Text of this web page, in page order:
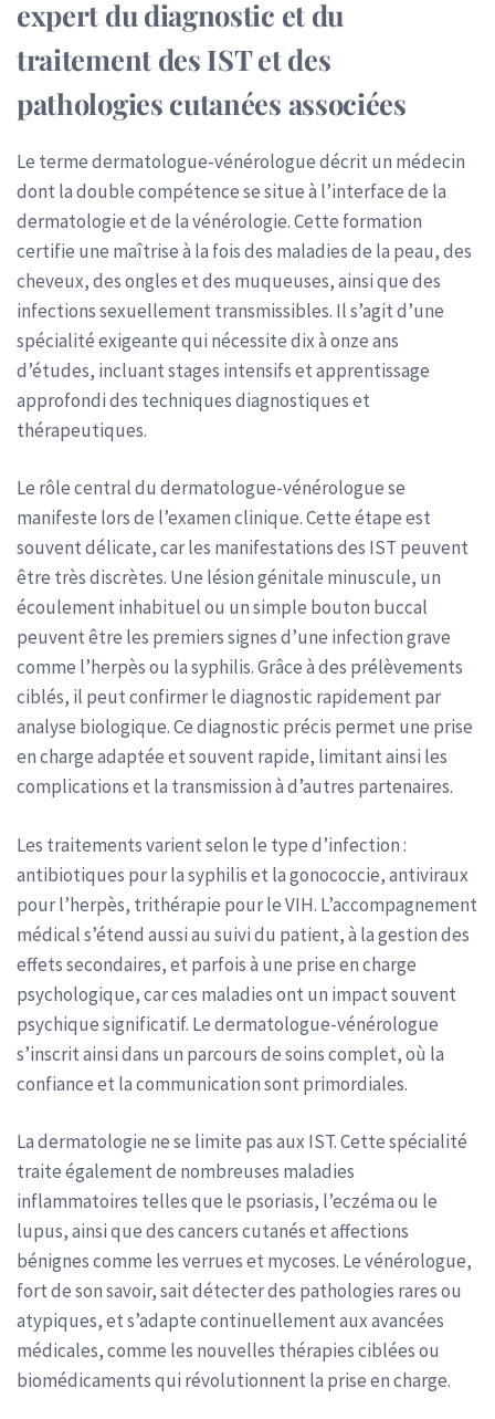
expert du diagnostic et du
traitement des IST et des
pathologies cutanées associées
Le terme dermatologue-vénérologue décrit un médecin
dont la double compétence se situe à l’interface de la
dermatologie et de la vénérologie. Cette formation
certifie une maîtrise à la fois des maladies de la peau, des
cheveux, des ongles et des muqueuses, ainsi que des
infections sexuellement transmissibles. Il s’agit d’une
spécialité exigeante qui nécessite dix à onze ans
d’études, incluant stages intensifs et apprentissage
approfondi des techniques diagnostiques et
thérapeutiques.
Le rôle central du dermatologue-vénérologue se
manifeste lors de l’examen clinique. Cette étape est
souvent délicate, car les manifestations des IST peuvent
être très discrètes. Une lésion génitale minuscule, un
écoulement inhabituel ou un simple bouton buccal
peuvent être les premiers signes d’une infection grave
comme l’herpès ou la syphilis. Grâce à des prélèvements
ciblés, il peut confirmer le diagnostic rapidement par
analyse biologique. Ce diagnostic précis permet une prise
en charge adaptée et souvent rapide, limitant ainsi les
complications et la transmission à d’autres partenaires.
Les traitements varient selon le type d’infection :
antibiotiques pour la syphilis et la gonococcie, antiviraux
pour l’herpès, trithérapie pour le VIH. L’accompagnement
médical s’étend aussi au suivi du patient, à la gestion des
effets secondaires, et parfois à une prise en charge
psychologique, car ces maladies ont un impact souvent
psychique significatif. Le dermatologue-vénérologue
s’inscrit ainsi dans un parcours de soins complet, où la
confiance et la communication sont primordiales.
La dermatologie ne se limite pas aux IST. Cette spécialité
traite également de nombreuses maladies
inflammatoires telles que le psoriasis, l’eczéma ou le
lupus, ainsi que des cancers cutanés et affections
bénignes comme les verrues et mycoses. Le vénérologue,
fort de son savoir, sait détecter des pathologies rares ou
atypiques, et s’adapte continuellement aux avancées
médicales, comme les nouvelles thérapies ciblées ou
biomédicaments qui révolutionnent la prise en charge.